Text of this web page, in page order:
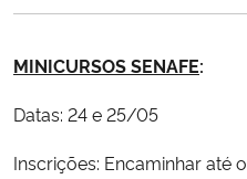
Ministério da Cidadania
Ministério da Saúde
MINICURSOS SENAFE:
Datas: 24 e 25/05
Inscrições: Encaminhar até